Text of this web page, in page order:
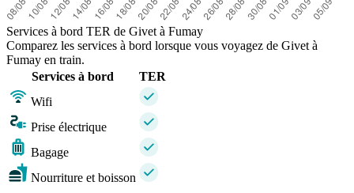
Services à bord TER de Givet à Fumay
Comparez les services à bord lorsque vous voyagez de Givet à
Fumay en train.
Services à bord
TER
Wifi
Prise électrique
Bagage
Nourriture et boisson